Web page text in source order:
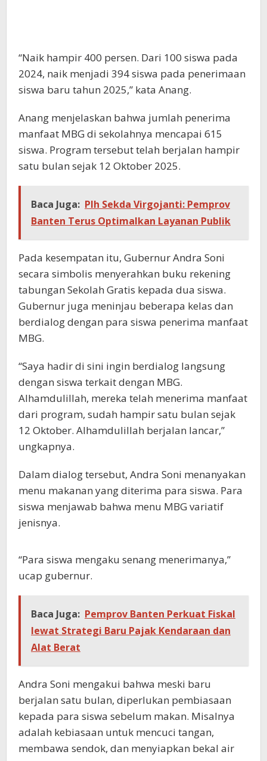
“Naik hampir 400 persen. Dari 100 siswa pada
2024, naik menjadi 394 siswa pada penerimaan
siswa baru tahun 2025,” kata Anang.
Anang menjelaskan bahwa jumlah penerima
manfaat MBG di sekolahnya mencapai 615
siswa. Program tersebut telah berjalan hampir
satu bulan sejak 12 Oktober 2025.
Baca Juga: Plh Sekda Virgojanti: Pemprov
Banten Terus Optimalkan Layanan Publik
Pada kesempatan itu, Gubernur Andra Soni
secara simbolis menyerahkan buku rekening
tabungan Sekolah Gratis kepada dua siswa.
Gubernur juga meninjau beberapa kelas dan
berdialog dengan para siswa penerima manfaat
MBG.
“Saya hadir di sini ingin berdialog langsung
dengan siswa terkait dengan MBG.
Alhamdulillah, mereka telah menerima manfaat
dari program, sudah hampir satu bulan sejak
12 Oktober. Alhamdulillah berjalan lancar,”
ungkapnya.
Dalam dialog tersebut, Andra Soni menanyakan
menu makanan yang diterima para siswa. Para
siswa menjawab bahwa menu MBG variatif
jenisnya.
“Para siswa mengaku senang menerimanya,”
ucap gubernur.
Baca Juga: Pemprov Banten Perkuat Fiskal
lewat Strategi Baru Pajak Kendaraan dan
Alat Berat
Andra Soni mengakui bahwa meski baru
berjalan satu bulan, diperlukan pembiasaan
kepada para siswa sebelum makan. Misalnya
adalah kebiasaan untuk mencuci tangan,
membawa sendok, dan menyiapkan bekal air